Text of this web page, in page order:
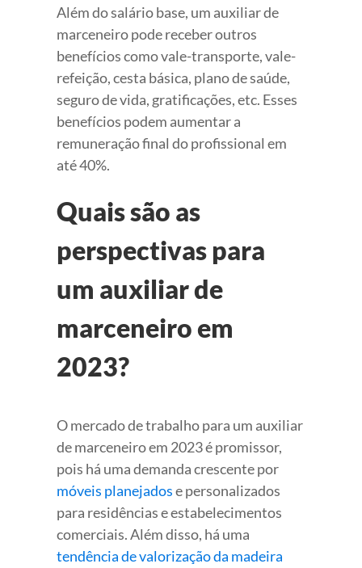
Além do salário base, um auxiliar de
marceneiro pode receber outros
benefícios como vale-transporte, vale-
refeição, cesta básica, plano de saúde,
seguro de vida, gratificações, etc. Esses
benefícios podem aumentar a
remuneração final do profissional em
até 40%.
Quais são as
perspectivas para
um auxiliar de
marceneiro em
2023?
O mercado de trabalho para um auxiliar
de marceneiro em 2023 é promissor,
pois há uma demanda crescente por
móveis planejadose personalizados
para residências e estabelecimentos
comerciais. Além disso, há uma
tendência de valorização da madeira